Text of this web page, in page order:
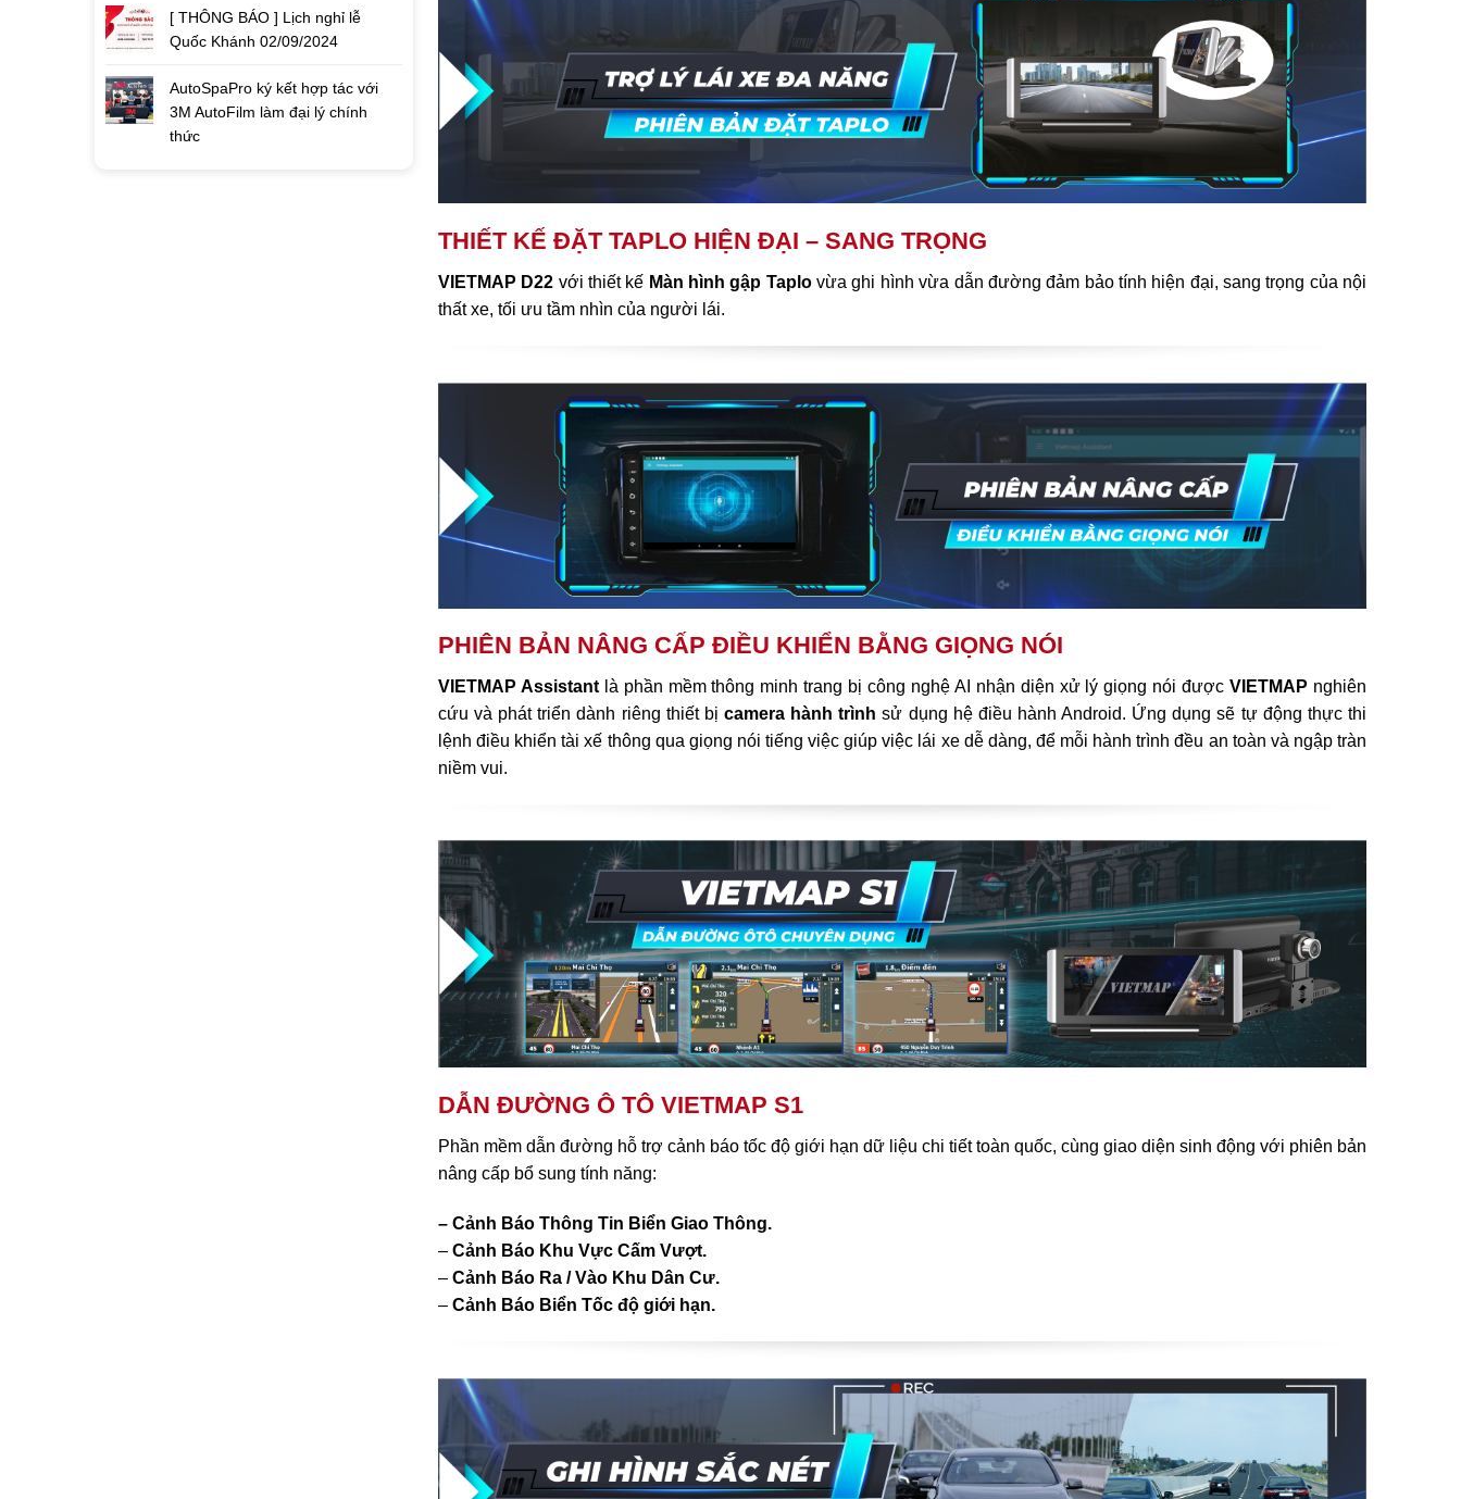
[ THÔNG BÁO ] Lịch nghỉ lễ
Quốc Khánh 02/09/2024
AutoSpaPro ký kết hợp tác với
3M AutoFilm làm đại lý chính
thức
THIẾT KẾ ĐẶT TAPLO HIỆN ĐẠI – SANG TRỌNG
VIETMAP D22 với thiết kế Màn hình gập Taplovừa ghi hình vừa dẫn đường đảm bảo tính hiện đại, sang trọng của nội
thất xe, tối ưu tầm nhìn của người lái.
PHIÊN BẢN NÂNG CẤP ĐIỀU KHIỂN BẰNG GIỌNG NÓI
VIETMAP Assistantlà phần mềm thông minh trang bị công nghệ AI nhận diện xử lý giọng nói đượcVIETMAP nghiên
cứu và phát triển dành riêng thiết bị camera hành trình sử dụng hệ điều hành Android. Ứng dụng sẽ tự động thực thi
lệnh điều khiển tài xế thông qua giọng nói tiếng việc giúp việc lái xe dễ dàng, để mỗi hành trình đều an toàn và ngập tràn
niềm vui.
DẪN ĐƯỜNG Ô TÔ VIETMAP S1
Phần mềm dẫn đường hỗ trợ cảnh báo tốc độ giới hạn dữ liệu chi tiết toàn quốc, cùng giao diện sinh động với phiên bản
nâng cấp bổ sung tính năng:
– Cảnh Báo Thông Tin Biển Giao Thông.
– Cảnh Báo Khu Vực Cấm Vượt.
–Cảnh Báo Ra / Vào Khu Dân Cư.
–Cảnh Báo Biển Tốc độ giới hạn.